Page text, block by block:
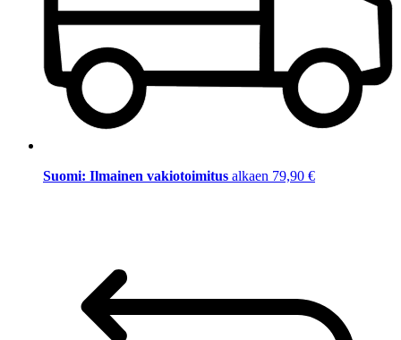
Suomi: Ilmainen vakiotoimitus alkaen 79,90 €